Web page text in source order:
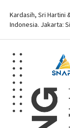
Kardasih, Sri Hartini
Indonesia. Jakarta: